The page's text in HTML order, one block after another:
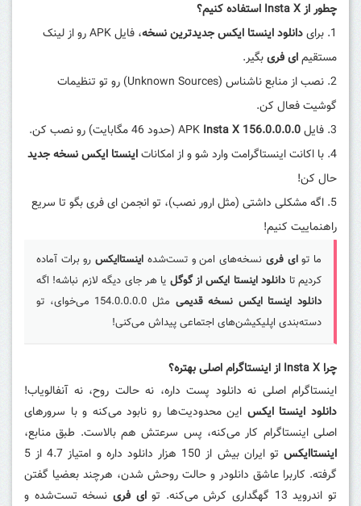
چطور از Insta X استفاده کنیم؟
برایدانلود اینستا ایکس جدیدترین نسخه
، فایل APK رو از لینک
مستقیمای فریبگیر.
نصب از منابع ناشناس (Unknown Sources) رو تو تنظیمات
گوشیت فعال کن.
فایل APKInsta X 156.0.0.0.0
(حدود 46 مگابایت) رو نصب کن.
با اکانت اینستاگرامت وارد شو و از امکاناتاینستا ایکس نسخه جدید
حال کن!
اگه مشکلی داشتی (مثل ارور نصب)، تو انجمن ای فری بگو تا سریع
راهنماییت کنیم!
ما توای فری نسخه‌های امن و تست‌شده اینستاایکسرو برات آماده
کردیم تا دانلود اینستا ایکس از گوگل یا هر جای دیگه لازم نباشه! اگه
دانلود اینستا ایکس نسخه قدیمی
مثل 154.0.0.0.0 می‌خوای، تو
دسته‌بندی اپلیکیشن‌های اجتماعی پیداش می‌کنی!
چرا Insta X از اینستاگرام اصلی بهتره؟
اینستاگرام اصلی نه دانلود پست داره، نه حالت روح، نه آنفالویاب!
دانلود اینستا ایکس این محدودیت‌ها رو نابود می‌کنه و با سرورهای
اصلی اینستاگرام کار می‌کنه، پس سرعتش هم بالاست. طبق منابع،
اینستاایکس
تو ایران بیش از 150 هزار دانلود داره و امتیاز 4.7 از 5
گرفته. کاربرا عاشق دانلودر و حالت روحش شدن، هرچند بعضیا گفتن
تو اندروید 13 گهگداری کرش می‌کنه. تو
ای فری نسخه تست‌شده و